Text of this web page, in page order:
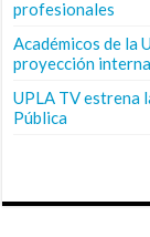
profesionales
Académicos de la
proyección
UPLA TV estrena
Pública